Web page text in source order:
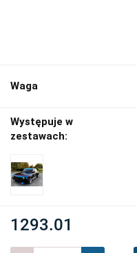
Waga
Występuje w
zestawach:
1293.01